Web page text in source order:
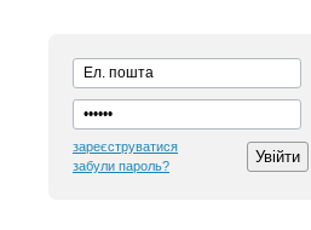
зареєструватися
забули пароль?